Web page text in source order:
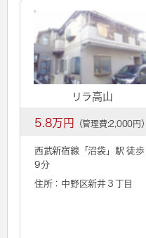
リラ高山
5.8万円 （管理費:2,000円）
西武新宿線「沼袋」駅 徒歩
9分
住所：中野区新井３丁目